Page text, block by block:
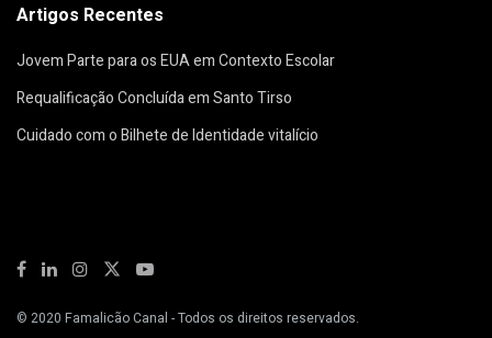
Artigos Recentes
Jovem Parte para os EUA em Contexto Escolar
Requalificação Concluída em Santo Tirso
Cuidado com o Bilhete de Identidade vitalício
© 2020 Famalicão Canal - Todos os direitos reservados.